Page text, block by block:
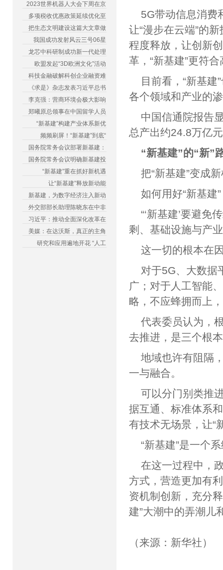
2023世界机器人大会下周在京
多项税收优惠政策延续优化至
把生态文明建设这篇大文章做
我国成功发射风云三号06星
龙芯中科研制成功新一代处理
欧盟发起“3D欧洲文化”活动
科技金融破解科创企业融资难
《求是》杂志发表习近平总书
李克强：营商环境会极大影响
郑曦原总领事在中国留学人员
“新基建”构建产业体系新优
频频刷屏！“新基建”到底“
国务院常务会议部署新基建：
国务院常务会议明确新基建投
“新基建”重在抓好新机遇
让“新基建”释放新动能
新基建，为数字经济注入新动
外交部部长助理陈晓东在中非
习近平：推动全面深化改革在
美媒：在达沃斯，真正的主角
研究和应用遍地开花 “人工
5G带动信息消费
让“漫步在云端”的
程度释放，让创新
革，“新基建”更符
目前看，“新基
各个领域和产业的
中国信通院报告
总产出约24.8万亿
“新基建”的“新”
把“新基建”变成
如何用好“新基建
“‘新基建’要避免
剩、基础设施与产
这一切的根本在
对于5G、大数据
广；对于人工智能
略，不应蜂拥而上
代表委员认为，
去推进，是三个根
地域也许有阻隔
一与融合。
可以分门别类推
据互通、标准体系
有技术无场景，让“
“新基建”是一个
在这一过程中，
方式，营造更加有
资机制创新，充分
建”大潮中的弄潮儿
（来源：新华社）